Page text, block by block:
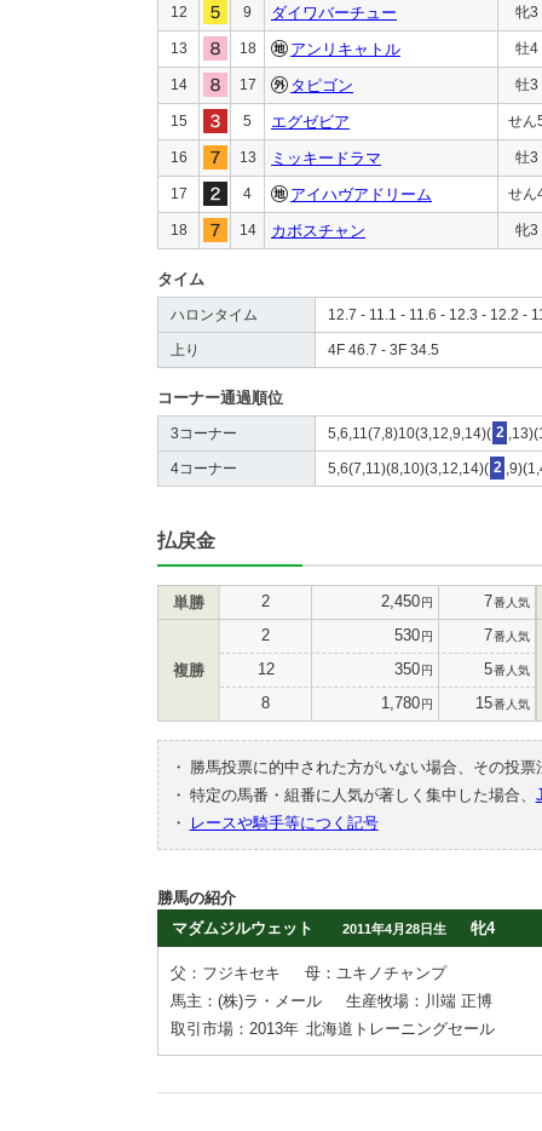
12 9 ダイワバーチュー 牝3
13 18 アンリキャトル 牡4
14 17 タピゴン 牡3
15 5 エグゼビア せん
16 13 ミッキードラマ 牡3
17 4 アイハヴアドリーム せん
18 14 カボスチャン 牝3
タイム
ハロンタイム 12.7 - 11.1 - 11.6 - 12.3 - 12.2 -
上り 4F 46.7 - 3F 34.5
コーナー通過順位
3コーナー 5,6,11(7,8)10(3,12,9,14)( 2
4コーナー 5,6(7,11)(8,10)(3,12,14)( 2
払戻金
単勝 2 2,450円 7番人気
複勝
2 530円 7番人気
12 350円 5番人気
8 1,780円 15番人気
・
勝馬投票に的中された方がいない場合、その投
・ 特定の馬番・組番に人気が著しく集中した場合、
・
レースや騎手等につく記号
勝馬の紹介
マダムジルウェット
2011年4月28日生 牝4
父：フジキセキ
母：ユキノチャンプ
馬主：(株)ラ・メール
生産牧場：川端 正博
取引市場：2013年 北海道トレーニングセール